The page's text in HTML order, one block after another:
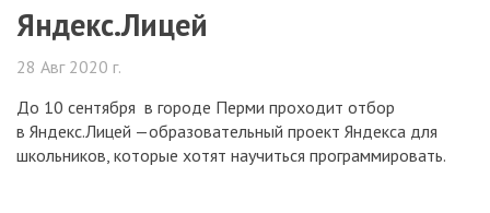
Яндекс.Лицей
28 Авг 2020 г.
До 10 сентября в городе Перми проходит отбор
в Яндекс.Лицей —образовательный проект Яндекса для
школьников, которые хотят научиться программировать.